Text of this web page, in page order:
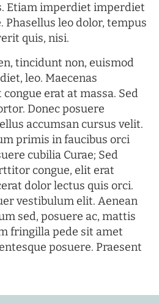
Etiam imperdiet imperdiet
Phasellus leo dolor, tempus
quis, nisi.
tincidunt non, euismod
leo. Maecenas
erat at massa. Sed
Donec posuere
accumsan cursus velit.
primis in faucibus orci
cubilia Curae; Sed
congue, elit erat
dolor lectus quis orci.
vestibulum elit. Aenean
sed, posuere ac, mattis
fringilla pede sit amet
posuere. Praesent